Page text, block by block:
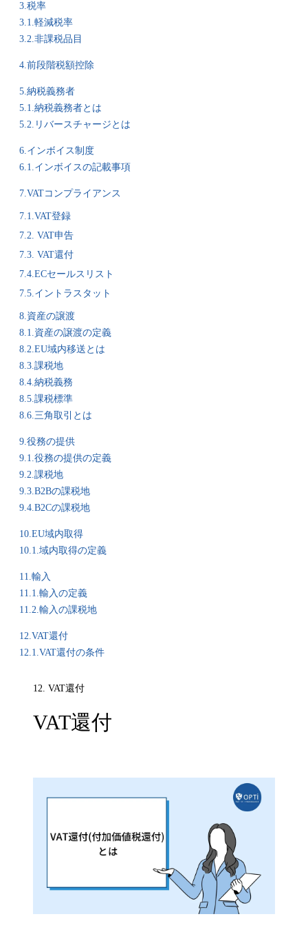
3.税率
3.1.軽減税率
3.2.非課税品目
4.前段階税額控除
5.納税義務者
5.1.納税義務者とは
5.2.リバースチャージとは
6.インボイス制度
6.1.インボイスの記載事項
7.VATコンプライアンス
7.1.VAT登録
7.2. VAT申告
7.3. VAT還付
7.4.ECセールスリスト
7.5.イントラスタット
8.資産の譲渡
8.1.資産の譲渡の定義
8.2.EU域内移送とは
8.3.課税地
8.4.納税義務
8.5.課税標準
8.6.三角取引とは
9.役務の提供
9.1.役務の提供の定義
9.2.課税地
9.3.B2Bの課税地
9.4.B2Cの課税地
10.EU域内取得
10.1.域内取得の定義
11.輸入
11.1.輸入の定義
11.2.輸入の課税地
12.VAT還付
12.1.VAT還付の条件
12. VAT還付
VAT還付